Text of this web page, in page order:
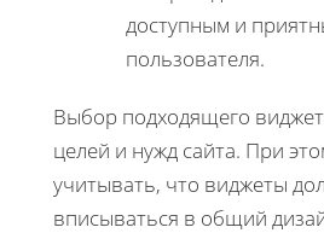
доступным и
пользователя.
Выбор подходящего
целей и нужд сайта. При
учитывать, что виджеты
вписываться в общий